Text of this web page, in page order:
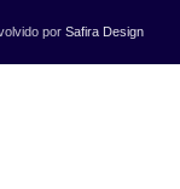
por Safira Design